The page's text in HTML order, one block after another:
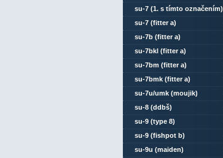
su-7 (1. s tímto označením)
su-7 (fitter a)
su-7b (fitter a)
su-7bkl (fitter a)
su-7bm (fitter a)
su-7bmk (fitter a)
su-7u/umk (moujik)
su-8 (ddbš)
su-9 (type 8)
su-9 (fishpot b)
su-9u (maiden)